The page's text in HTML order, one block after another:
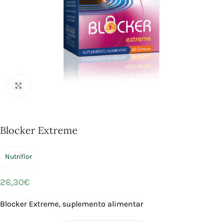
Blocker Extreme
Nutriflor
26,30€
Blocker Extreme, suplemento alimentar